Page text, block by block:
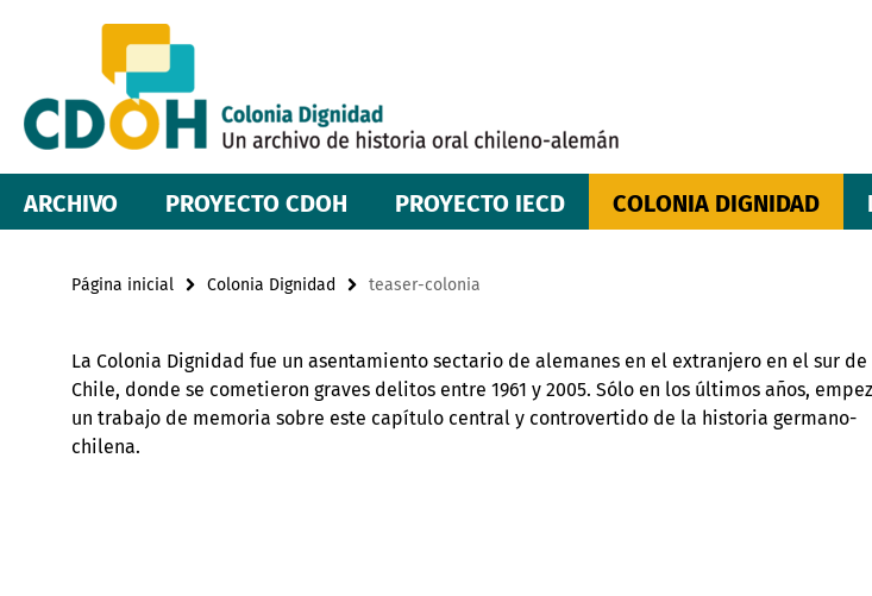
Inhalt
Herramientas
navegación
ARCHIVO PROYECTO CDOH PROYECTO IECD COLONIA DIGNIDAD
Página inicial Colonia Dignidad teaser-colonia
La Colonia Dignidad fue un asentamiento sectario de alemanes en el extranjero en el sur de
Chile, donde se cometieron graves delitos entre 1961 y 2005. Sólo en los últimos años,
un trabajo de memoria sobre este capítulo central y controvertido de la historia germano-
chilena.